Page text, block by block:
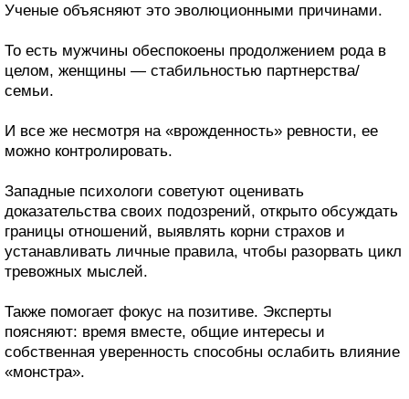
Ученые объясняют это эволюционными причинами.
То есть мужчины обеспокоены продолжением рода в
целом, женщины — стабильностью партнерства/
семьи.
И все же несмотря на «врожденность» ревности, ее
можно контролировать.
Западные психологи советуют оценивать
доказательства своих подозрений, открыто обсуждать
границы отношений, выявлять корни страхов и
устанавливать личные правила, чтобы разорвать цикл
тревожных мыслей.
Также помогает фокус на позитиве. Эксперты
поясняют: время вместе, общие интересы и
собственная уверенность способны ослабить влияние
«монстра».